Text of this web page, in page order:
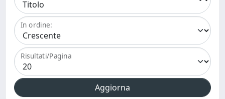
In ordine:
Risultati/Pagina